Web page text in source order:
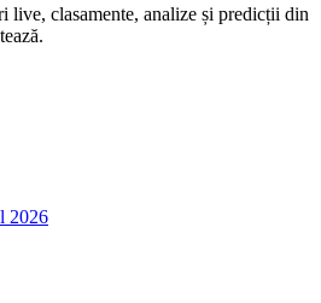
live, clasamente, analize și predicții din
2026